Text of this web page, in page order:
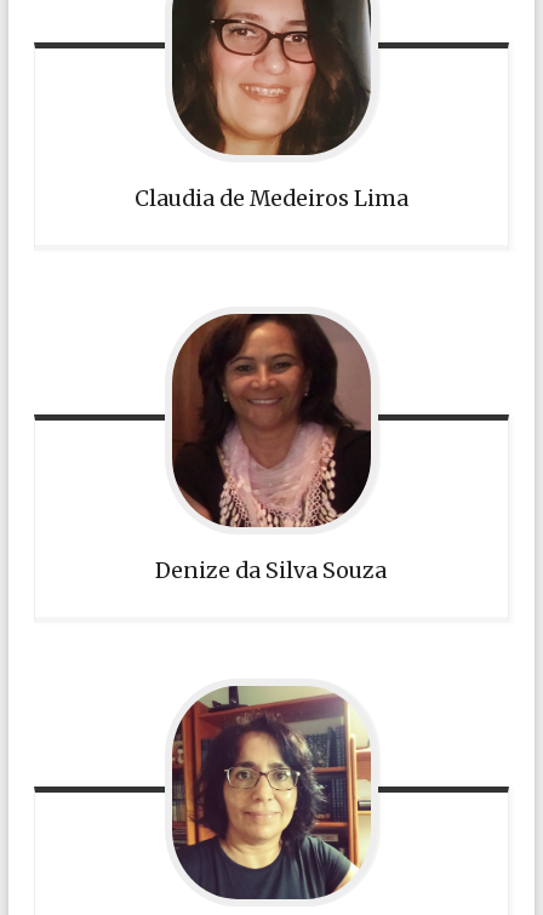
Claudia de Medeiros Lima
Denize da Silva Souza